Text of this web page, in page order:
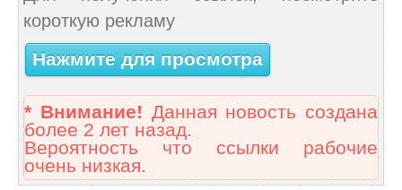
короткую рекламу
Нажмите для просмотра
* Внимание! Данная новость создана
более 2 лет назад.
Вероятность что ссылки рабочие
очень низкая.